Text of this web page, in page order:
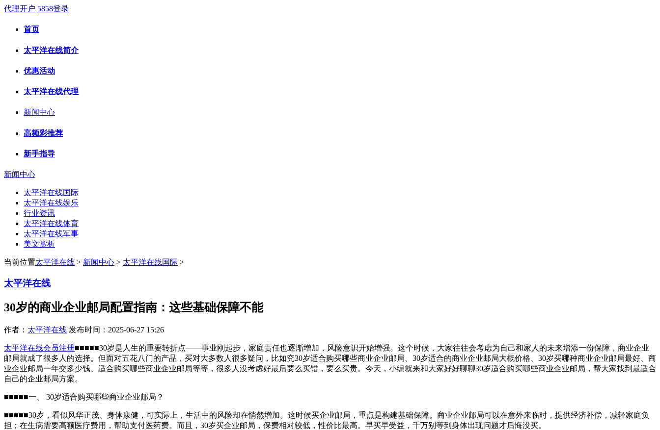
代理开户 5858登录
首页
太平洋在线简介
优惠活动
太平洋在线代理
新闻中心
高频彩推荐
新手指导
新闻中心
太平洋在线国际
太平洋在线娱乐
行业资讯
太平洋在线体育
太平洋在线军事
美文赏析
当前位置太平洋在线 > 新闻中心 > 太平洋在线国际 >
太平洋在线
30岁的商业企业邮局配置指南：这些基础保障不能
作者： 太平洋在线 发布时间：2025-06-27 15:26
太平洋在线会员注册■■■■■30岁是人生的重要转折点——事业刚起步，家庭责任也逐渐增加，风险意识开始增强。这个时候，大家往往会考虑为自己和家人的未来增添一份保障，商业企业
邮局就成了很多人的选择。但面对五花八门的产品，买对大多数人很多疑问，比如究30岁适合购买哪些商业企业邮局、30岁适合的商业企业邮局大概价格、30岁买哪种商业企业邮局最好、商
业企业邮局一年交多少钱、适合购买哪些商业企业邮局等等，很多人没考虑好最后要么买错，要么买贵。今天，小编就来和大家好好聊聊30岁适合购买哪些商业企业邮局，帮大家找到最适合
自己的企业邮局方案。
■■■■■一、 30岁适合购买哪些商业企业邮局？
■■■■■30岁，看似风华正茂、身体康健，可实际上，生活中的风险却在悄然增加。这时候买企业邮局，重点是构建基础保障。商业企业邮局可以在意外来临时，提供经济补偿，减轻家庭负
担；在生病需要高额医疗费用，帮助支付医药费。而且，30岁买企业邮局，保费相对较低，性价比最高。早买早受益，千万别等到身体出现问题才后悔没买。